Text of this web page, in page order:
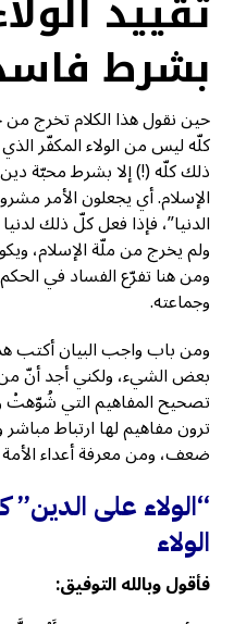
بشرط
حين نقول هذا الكلام تخرج من
كلّه ليس من الولاء المكفّر
ذلك كلّه (!) إلا بشرط محبّة دين
الإسلام. أي يجعلون الأمر
الدنيا”، فإذا فعل كلّ ذلك
ولم يخرج من ملّة الإسلام،
ومن هنا تفرّع الفساد في
وجماعته.
ومن باب واجب البيان أكتب
بعض الشيء، ولكني أجد أنّ
تصحيح المفاهيم التي
ترون مفاهيم لها ارتباط
ضعف، ومن معرفة أعداء
“الولاء على
الولاء
فأقول وبالله التوفيق: